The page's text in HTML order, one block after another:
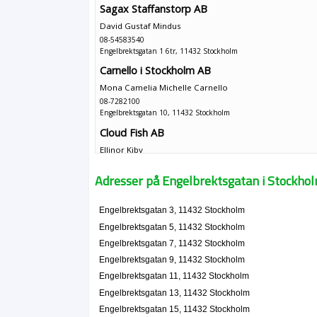
Sagax Staffanstorp AB
David Gustaf Mindus
08-54583540
Engelbrektsgatan 1 6tr, 11432 Stockholm
Carnello i Stockholm AB
Mona Camelia Michelle Carnello
08-7282100
Engelbrektsgatan 10, 11432 Stockholm
Cloud Fish AB
Ellinor Kiby
Per Harald Kjellin
08-161601
Henrik Evengård AB
Henrik Lennart Ingvar Evengård
Engelbrektsgatan 10, 11432 Stockholm
Adresser på Engelbrektsgatan i
Engelbrektsgatan 3, 11432 Stockholm
Engelbrektsgatan 5, 11432 Stockholm
Engelbrektsgatan 7, 11432 Stockholm
Engelbrektsgatan 9, 11432 Stockholm
Engelbrektsgatan 11, 11432 Stockholm
Engelbrektsgatan 13, 11432 Stockholm
Engelbrektsgatan 15, 11432 Stockholm